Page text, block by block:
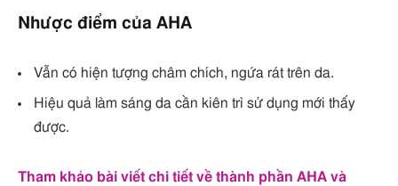
Nhược điểm của AHA
Vẫn có hiện tượng châm chích, ngứa rát trên da.
Hiệu quả làm sáng da cần kiên trì sử dụng mới thấy
được.
Tham khảo bài viết chi tiết về thành phần AHA và